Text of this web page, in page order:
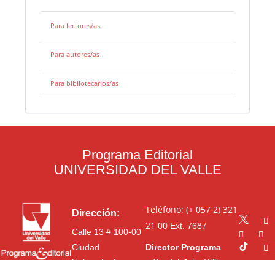
Para lectores/as
Para autores/as
Para bibliotecarios/as
Programa Editorial
UNIVERSIDAD DEL VALLE
Dirección:
Calle 13 # 100-00
Ciudad
Teléfono: (+ 057 2) 321
21 00Ext. 7687
Director Programa